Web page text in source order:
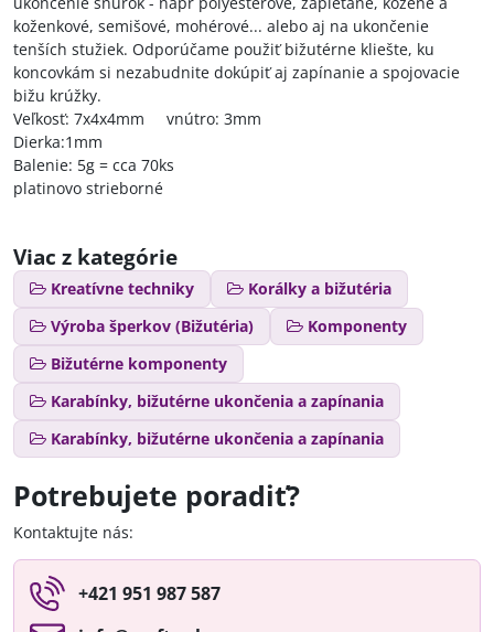
koženkové, semišové, mohérové... alebo aj na ukončenie
tenších stužiek. Odporúčame použiť bižutérne kliešte, ku
koncovkám si nezabudnite dokúpiť aj zapínanie a spojovacie
bižu krúžky.
Veľkosť: 7x4x4mm vnútro: 3mm
Dierka:1mm
Balenie: 5g = cca 70ks
platinovo strieborné
Viac z kategórie
Kreatívne techniky
Korálky a bižutéria
Výroba šperkov (Bižutéria)
Komponenty
Bižutérne komponenty
Karabínky, bižutérne ukončenia a zapínania
Karabínky, bižutérne ukončenia a zapínania
Potrebujete poradiť?
Kontaktujte nás:
+421 951 987 587